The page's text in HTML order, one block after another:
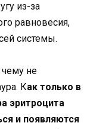
из-за
равновесия,
системы.
чему не
Как только в
эритроцита
и появляются